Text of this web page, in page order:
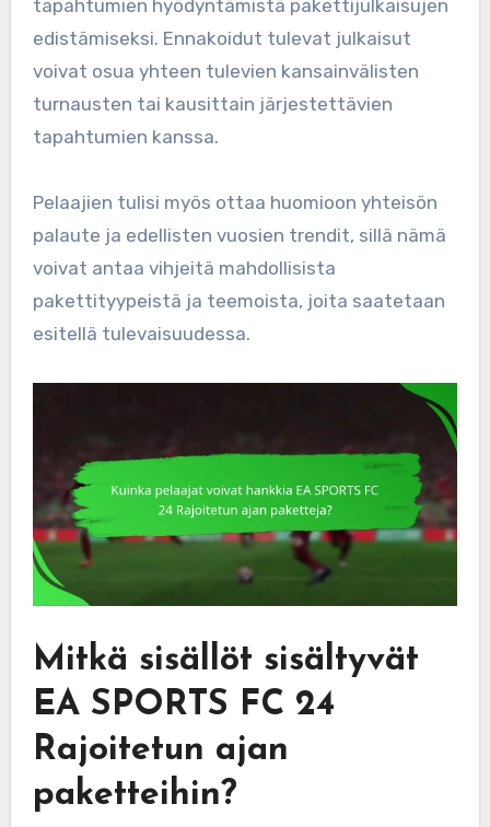
tapahtumien hyödyntämistä pakettijulkaisujen
edistämiseksi. Ennakoidut tulevat julkaisut
voivat osua yhteen tulevien kansainvälisten
turnausten tai kausittain järjestettävien
tapahtumien kanssa.
Pelaajien tulisi myös ottaa huomioon yhteisön
palaute ja edellisten vuosien trendit, sillä nämä
voivat antaa vihjeitä mahdollisista
pakettityypeistä ja teemoista, joita saatetaan
esitellä tulevaisuudessa.
Mitkä sisällöt sisältyvät
EA SPORTS FC 24
Rajoitetun ajan
paketteihin?